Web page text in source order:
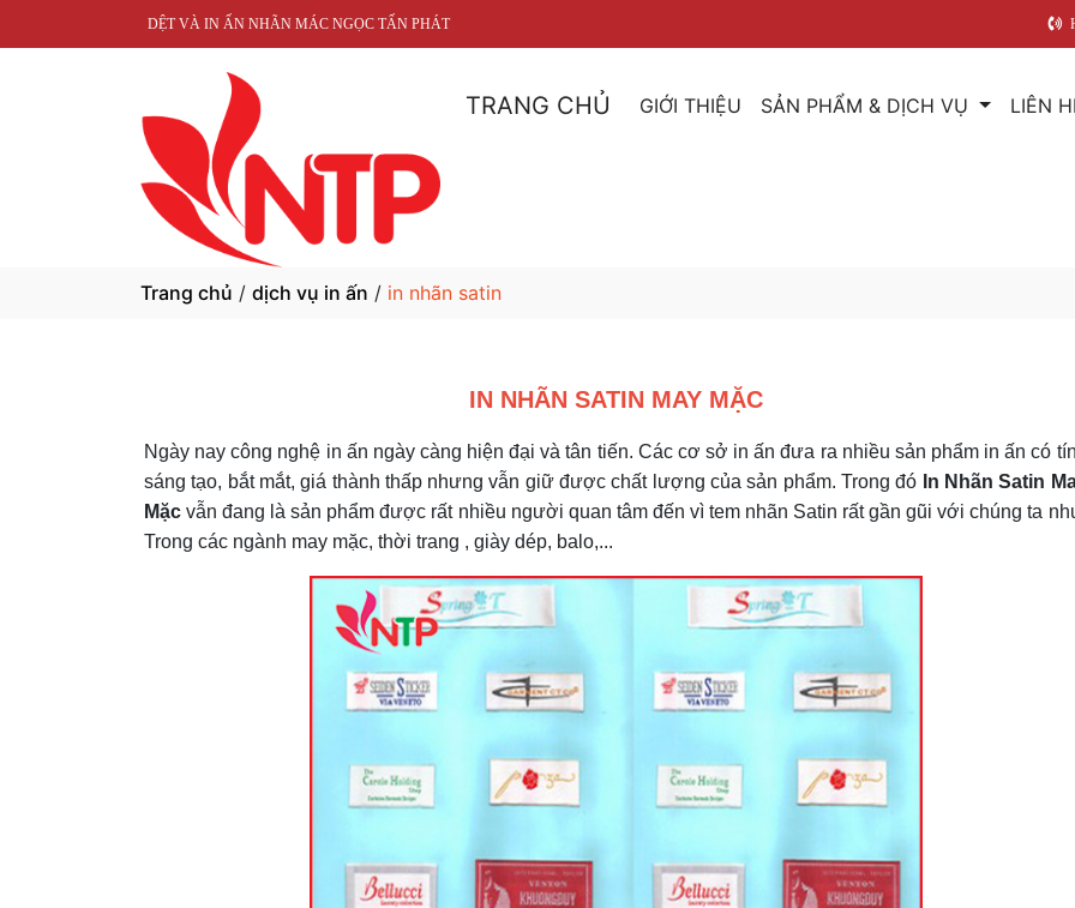
DỆT VÀ IN ẤN NHÃN MÁC NGỌC TẤN PHÁT
TRANG CHỦ GIỚI THIỆU SẢN PHẨM & DỊCH VỤ LIÊN
Trang chủ / dịch vụ in ấn / in nhãn satin
IN NHÃN SATIN MAY MẶC
Ngày nay công nghệ in ấn ngày càng hiện đại và tân tiến. Các cơ sở in ấn đưa ra nhiều sản phẩm in ấn có
sáng tạo, bắt mắt, giá thành thấp nhưng vẫn giữ được chất lượng của sản phẩm. Trong đó In Nhãn Satin
Mặc vẫn đang là sản phẩm được rất nhiều người quan tâm đến vì tem nhãn Satin rất gần gũi với chúng ta
Trong các ngành may mặc, thời trang , giày dép, balo,...